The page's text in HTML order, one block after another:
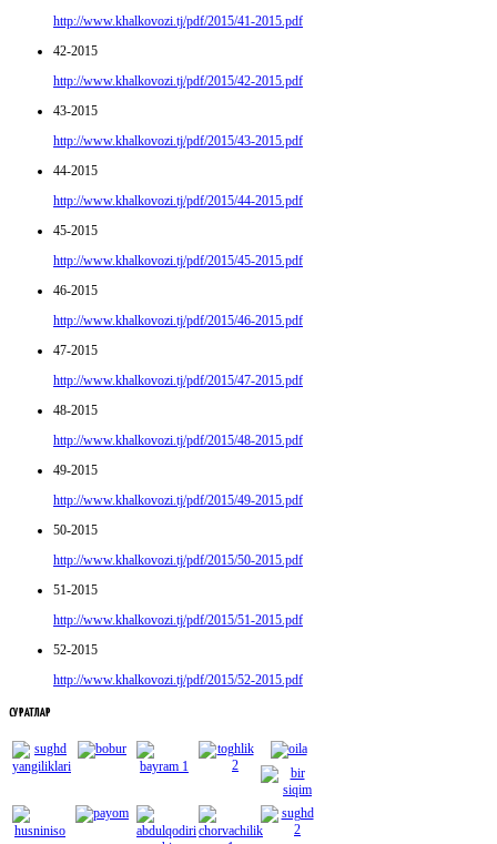
http://www.khalkovozi.tj/pdf/2015/41-2015.pdf
42-2015
http://www.khalkovozi.tj/pdf/2015/42-2015.pdf
43-2015
http://www.khalkovozi.tj/pdf/2015/43-2015.pdf
44-2015
http://www.khalkovozi.tj/pdf/2015/44-2015.pdf
45-2015
http://www.khalkovozi.tj/pdf/2015/45-2015.pdf
46-2015
http://www.khalkovozi.tj/pdf/2015/46-2015.pdf
47-2015
http://www.khalkovozi.tj/pdf/2015/47-2015.pdf
48-2015
http://www.khalkovozi.tj/pdf/2015/48-2015.pdf
49-2015
http://www.khalkovozi.tj/pdf/2015/49-2015.pdf
50-2015
http://www.khalkovozi.tj/pdf/2015/50-2015.pdf
51-2015
http://www.khalkovozi.tj/pdf/2015/51-2015.pdf
52-2015
http://www.khalkovozi.tj/pdf/2015/52-2015.pdf
СУРАТЛАР